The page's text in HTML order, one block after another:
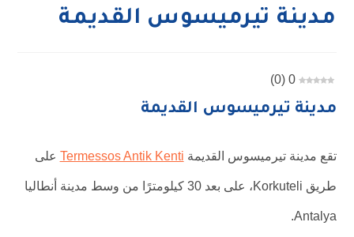
مدينة تيرميسوس القديمة
0
(
0
)
مدينة تيرميسوس القديمة
تقع مدينة تيرميسوس القديمة Termessos Antik Kentiعلى
طريق Korkuteli، على بعد 30 كيلومترًا من وسط مدينة أنطاليا
Antalya.